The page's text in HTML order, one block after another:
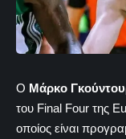
Ο Μάρκο
του Final Four της
οποίος είναι